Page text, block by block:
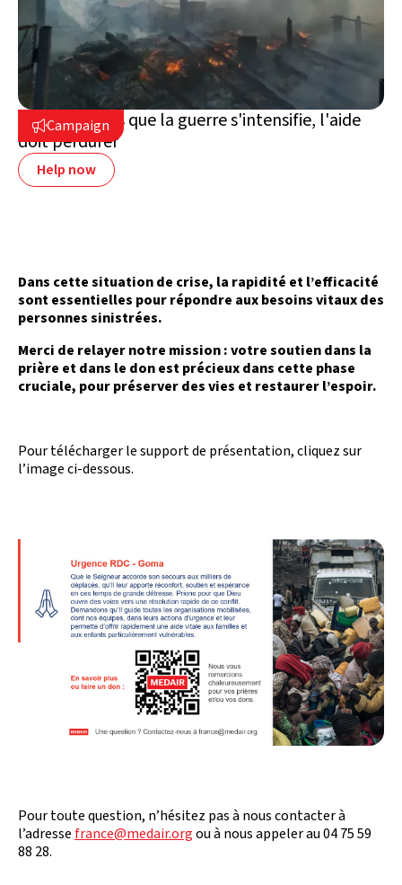
Campaign
Ukraine : alors que la guerre s'intensifie, l'aide
doit perdurer
Help now
Dans cette situation de crise, la rapidité et l’efficacité
sont essentielles pour répondre aux besoins vitaux des
personnes sinistrées.
Merci de relayer notre mission : votre soutien dans la
prière et dans le don est précieux dans cette phase
cruciale, pour préserver des vies et restaurer l’espoir.
Pour télécharger le support de présentation, cliquez sur
l’image ci-dessous.
Pour toute question, n’hésitez pas à nous contacter à
l’adresse france@medair.orgou à nous appeler au 04 75 59
88 28.